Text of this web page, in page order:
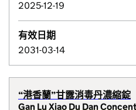
2025-12-19
有效日期
2031-03-14
“港香蘭”甘露消毒丹濃縮錠
Gan Lu Xiao Du Dan